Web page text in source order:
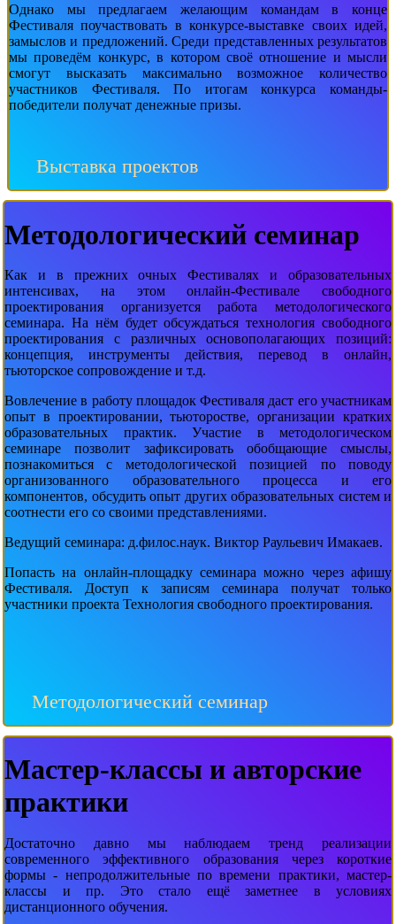
Однако мы предлагаем желающим командам в конце
Фестиваля поучаствовать в конкурсе-выставке своих идей,
замыслов и предложений. Среди представленных результатов
мы проведём конкурс, в котором своё отношение и мысли
смогут высказать максимально возможное количество
участников Фестиваля. По итогам конкурса команды-
победители получат денежные призы.
Выставка проектов
Методологический семинар
Как и в прежних очных Фестивалях и образовательных
интенсивах, на этом онлайн-Фестивале свободного
проектирования организуется работа методологического
семинара. На нём будет обсуждаться технология свободного
проектирования с различных основополагающих позиций:
концепция, инструменты действия, перевод в онлайн,
тьюторское сопровождение и т.д.
Вовлечение в работу площадок Фестиваля даст его участникам
опыт в проектировании, тьюторостве, организации кратких
образовательных практик. Участие в методологическом
семинаре позволит зафиксировать обобщающие смыслы,
познакомиться с методологической позицией по поводу
организованного образовательного процесса и его
компонентов, обсудить опыт других образовательных систем и
соотнести его со своими представлениями.
Ведущий семинара: д.филос.наук. Виктор Раульевич Имакаев.
Попасть на онлайн-площадку семинара можно через афишу
Фестиваля. Доступ к записям семинара получат только
участники проекта Технология свободного проектирования.
Методологический семинар
Мастер-классы и авторские
практики
Достаточно давно мы наблюдаем тренд реализации
современного эффективного образования через короткие
формы - непродолжительные по времени практики, мастер-
классы и пр. Это стало ещё заметнее в условиях
дистанционного обучения.